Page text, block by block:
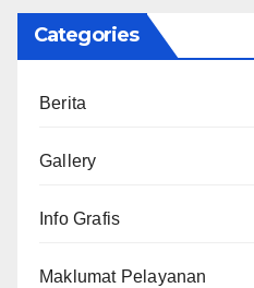
Categories
Berita
Gallery
Info Grafis
Maklumat Pelayanan